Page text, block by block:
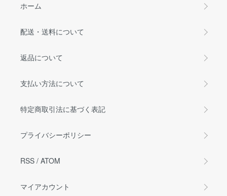
ホーム
配送・送料について
返品について
支払い方法について
特定商取引法に基づく表記
プライバシーポリシー
RSS / ATOM
マイアカウント